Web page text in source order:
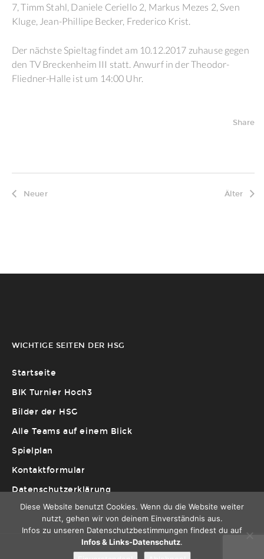
7, Timm Stahl, Daniele Ceriello 2, Markus Mezes 2, Sven
Kluge, Jean-Phillipe Becker, Frederico Krist.
Der nächste Spieltag findet am 10.12.2017 zuhause gegen
den TV Breckenheim III statt. Anwurf in der Theodor-
Fliedner-Halle ist um 14:00 Uhr.
Share
Neuer Älter
WICHTIGE SEITEN DER HSG
Startseite
BIK Turnier Hoch3
Bilder der HSG
Alle Teams auf einem Blick
Spielplan
Kontaktformular
Datenschutzerklärung
Diese Website benutzt Cookies. Wenn du die Website weiter
nutzt, gehen wir von deinem Einverständnis aus.
Infos zu unseren Datenschutzbestimmungen findest du auf
Infos & Links-Datenschutz.